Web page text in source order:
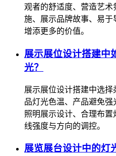
观者的舒适度、营造艺
施、展示品牌故事、易
增添更多的价值。
展示展位设计搭建中
光？
展示展位设计搭建中选
品灯光色温、产品避免
照明展示设计、合理布
线强度与方向的调控。
展览展台设计中的灯